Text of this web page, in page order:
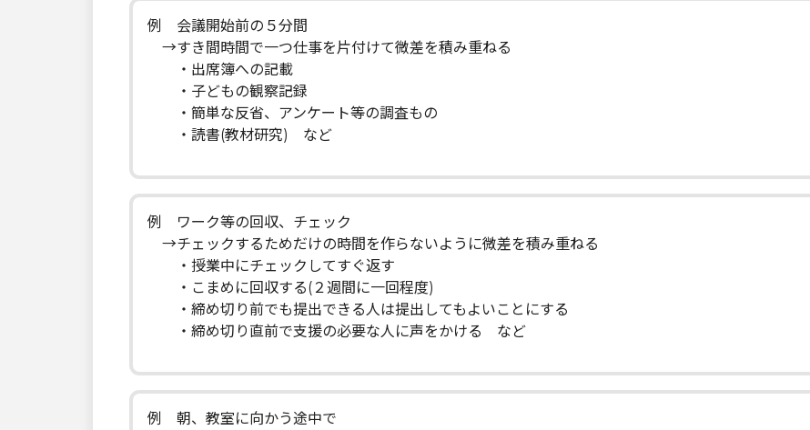
例 会議開始前の５分間
→すき間時間で一つ仕事を片付けて微差を積み重ねる
・出席簿への記載
・子どもの観察記録
・簡単な反省、アンケート等の調査もの
・読書(教材研究) など
例 ワーク等の回収、チェック
→チェックするためだけの時間を作らないように微差を積み重ねる
・授業中にチェックしてすぐ返す
・こまめに回収する(２週間に一回程度)
・締め切り前でも提出できる人は提出してもよいことにする
・締め切り直前で支援の必要な人に声をかける など
例 朝、教室に向かう途中で